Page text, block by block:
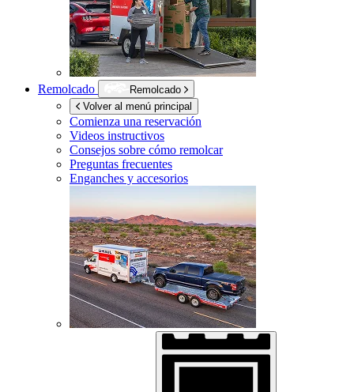
Remolcado
Remolcado
Volver al menú principal
Comienza una reservación
Videos instructivos
Consejos sobre cómo remolcar
Preguntas frecuentes
Enganches y accesorios